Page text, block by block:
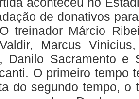
de donativos para
treinador Márcio
Valdir, Marcus Vinicius
, Danilo Sacramento e
. O primeiro tempo
do segundo tempo, o